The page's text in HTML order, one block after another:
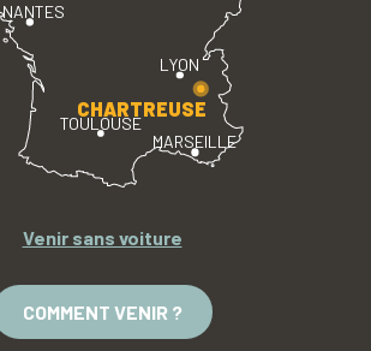
LYON
TOULOUSE
MARSEILLE
NANTES
CHARTREUSE
Venir sans voiture
COMMENT VENIR ?